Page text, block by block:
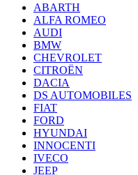
ABARTH
ALFA ROMEO
AUDI
BMW
CHEVROLET
CITROËN
DACIA
DS AUTOMOBILES
FIAT
FORD
HYUNDAI
INNOCENTI
IVECO
JEEP